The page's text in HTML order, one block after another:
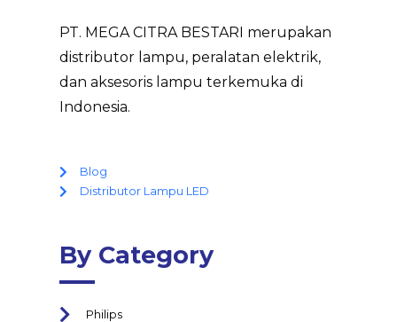
PT. MEGA CITRA BESTARI merupakan
distributor lampu, peralatan elektrik,
dan aksesoris lampu terkemuka di
Indonesia.
Blog
Distributor Lampu LED
By Category
Philips